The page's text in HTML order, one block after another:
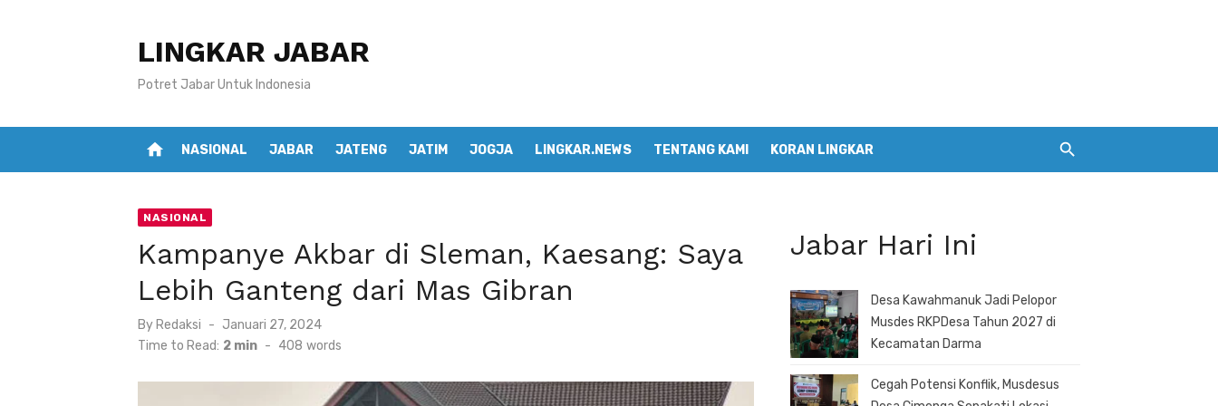
LINGKAR JABAR
Potret Jabar Untuk Indonesia
home NASIONAL JABAR JATENG JATIM JOGJA LINGKAR.NEWS TENTANG KAMI KORAN LINGKAR
NASIONAL
Kampanye Akbar di Sleman, Kaesang: Saya
Lebih Ganteng dari Mas Gibran
By Redaksi
Posted
on
Januari 27, 2024
Time to Read: 2 min - 408 words
Jabar Hari Ini
Desa Kawahmanuk Jadi Pelopor
Musdes RKPDesa Tahun 2027 di
Kecamatan Darma
Cegah Potensi Konflik, Musdesus